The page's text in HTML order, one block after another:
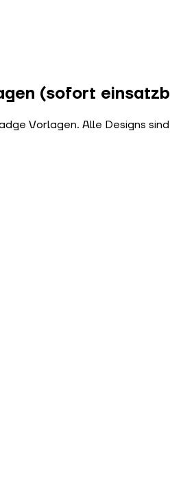
(sofort
Vorlagen. Alle Designs